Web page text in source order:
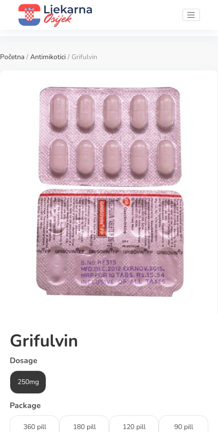
Početna / Antimikotici / Grifulvin
Grifulvin
Dosage
250mg
Package
360 pill 180 pill 120 pill 90 pill